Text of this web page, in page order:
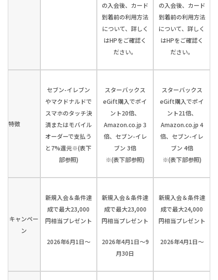
の入会後、カード
到着前の利用方法
について、詳しく
はHPをご確認く
ださい。
の入会後、カード
到着前の利用方法
について、詳しく
はHPをご確認く
ださい。
特徴
セブン-イレブン
やマクドナルドで
スマホのタッチ決
済またはモバイル
オーダーで支払う
と7%還元※(表下
部参照)
スターバックス
eGift購入でポイ
ント20倍、
Amazon.co.jp 3
倍、セブン-イレ
ブン 3倍
※(表下部参照)
スターバックス
eGift購入でポイ
ント21倍、
Amazon.co.jp 4
倍、セブン-イレ
ブン 4倍
※(表下部参照)
キャンペー
ン
新規入会＆条件達
成で最大23,000
円相当プレゼント
2026年6月1日～
新規入会＆条件達
成で最大23,000
円相当プレゼント
2026年4月1日～9
月30日
新規入会＆条件達
成で最大24,000
円相当プレゼント
2026年4月1日～